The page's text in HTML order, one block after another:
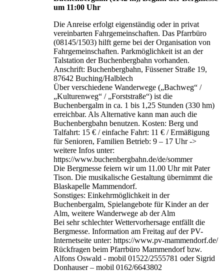
um 11:00 Uhr
Die Anreise erfolgt eigenständig oder in privat
vereinbarten Fahrgemeinschaften. Das Pfarrbüro
(08145/1503) hilft gerne bei der Organisation von
Fahrgemeinschaften. Parkmöglichkeit ist an der
Talstation der Buchenbergbahn vorhanden.
Anschrift: Buchenbergbahn, Füssener Straße 19,
87642 Buching/Halblech
Über verschiedene Wanderwege („Bachweg“ /
„Kulturenweg“ / „Forststraße“) ist die
Buchenbergalm in ca. 1 bis 1,25 Stunden (330 hm)
erreichbar. Als Alternative kann man auch die
Buchenbergbahn benutzen. Kosten: Berg und
Talfahrt: 15 € / einfache Fahrt: 11 € / Ermäßigung
für Senioren, Familien Betrieb: 9 – 17 Uhr ->
weitere Infos unter:
https://www.buchenbergbahn.de/de/sommer
Die Bergmesse feiern wir um 11.00 Uhr mit Pater
Tison. Die musikalische Gestaltung übernimmt die
Blaskapelle Mammendorf.
Sonstiges: Einkehrmöglichkeit in der
Buchenbergalm, Spielangebote für Kinder an der
Alm, weitere Wanderwege ab der Alm
Bei sehr schlechter Wettervorhersage entfällt die
Bergmesse. Information am Freitag auf der PV-
Internetseite unter: https://www.pv-mammendorf.de/
Rückfragen beim Pfarrbüro Mammendorf bzw.
Alfons Oswald - mobil 01522/2555781 oder Sigrid
Donhauser – mobil 0162/6643802